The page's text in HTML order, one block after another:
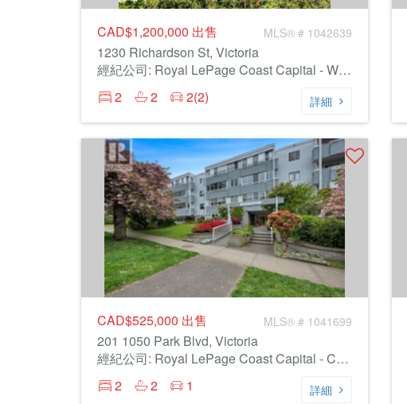
CAD$1,200,000 出售 MLS® # 1042639
1230 Richardson St, Victoria
經紀公司: Royal LePage Coast Capital - Westshore
2
2 2(2) 詳細
CAD$525,000 出售 MLS® # 1041699
201 1050 Park Blvd, Victoria
經紀公司: Royal LePage Coast Capital - Chatterton
2
2 1 詳細